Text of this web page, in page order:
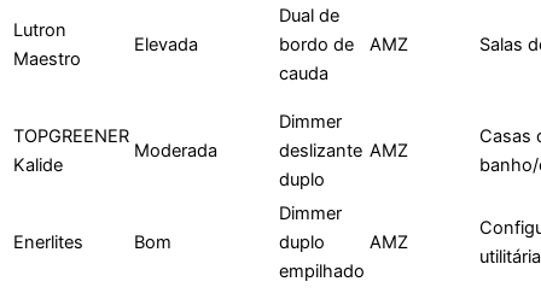
Lutron
Maestro
Elevada
Dual de
bordo de
cauda
AMZ Salas
TOPGREENER
Kalide
Moderada
Dimmer
deslizante
duplo
AMZ
Casas
Enerlites Bom
Dimmer
duplo
empilhado
AMZ